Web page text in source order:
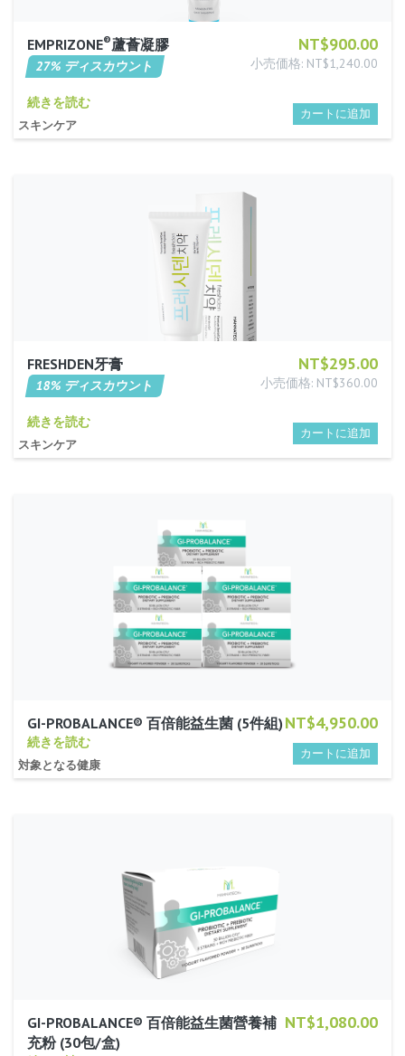
NT$900.00
EMPRIZONE®蘆薈凝膠
小売価格: NT$1,240.00
27% ディスカウント
続きを読む
スキンケア
NT$295.00
FRESHDEN牙膏
小売価格: NT$360.00
18% ディスカウント
続きを読む
スキンケア
NT$4,950.00
GI-PROBALANCE® 百倍能益生菌 (5件組)
続きを読む
対象となる健康
NT$1,080.00
GI-PROBALANCE® 百倍能益生菌營養補
充粉 (30包/盒)